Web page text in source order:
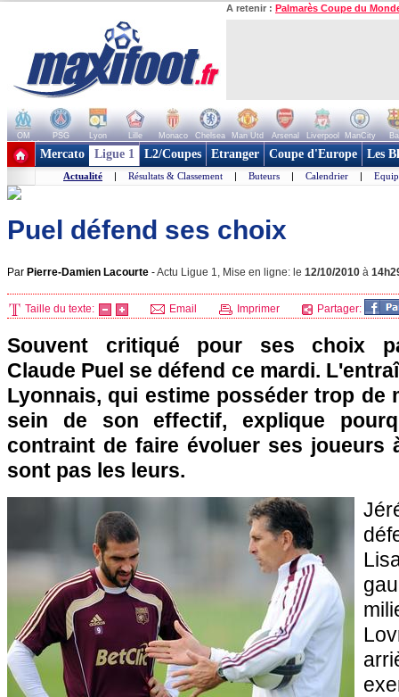
A retenir : Palmarès Coupe du
OM PSG Lyon Lille Monaco Chelsea Man Utd Arsenal Liverpool ManCity
+ de clubs
Mercato Ligue 1 L2/Coupes Etranger Coupe d'Europe Les
Actualité | Résultats & Classement | Buteurs | Calendrier |
Puel défend ses choix
Par Pierre-Damien Lacourte -Actu Ligue 1, Mise en ligne: le 12/10/2010 à
Taille du texte: Email Imprimer Partager:
Souvent critiqué pour ses choix
Claude Puel se défend ce mardi.
Lyonnais, qui estime posséder trop de
sein de son effectif, explique
contraint de faire évoluer ses joueurs
sont pas les leurs.